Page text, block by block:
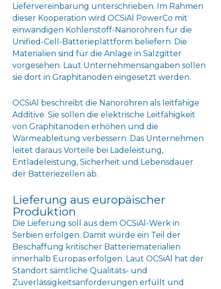
Liefervereinbarung unterschrieben. Im Rahmen
dieser Kooperation wird OCSiAl PowerCo mit
einwandigen Kohlenstoff-Nanoröhren für die
Unified-Cell-Batterieplattform beliefern. Die
Materialien sind für die Anlage in Salzgitter
vorgesehen. Laut Unternehmensangaben sollen
sie dort in Graphitanoden eingesetzt werden.
OCSiAl beschreibt die Nanoröhren als leitfähige
Additive. Sie sollen die elektrische Leitfähigkeit
von Graphitanoden erhöhen und die
Wärmeableitung verbessern. Das Unternehmen
leitet daraus Vorteile bei Ladeleistung,
Entladeleistung, Sicherheit und Lebensdauer
der Batteriezellen ab.
Lieferung aus europäischer
Produktion
Die Lieferung soll aus dem OCSiAl-Werk in
Serbien erfolgen. Damit würde ein Teil der
Beschaffung kritischer Batteriematerialien
innerhalb Europas erfolgen. Laut OCSiAl hat der
Standort sämtliche Qualitäts- und
Zuverlässigkeitsanforderungen erfüllt und